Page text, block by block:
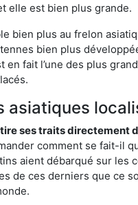
elle est bien plus grande.
bien plus au frelon
bien plus
en fait l’une des plus
asiatiques
ses traits directement
comment se fait-il
aient débarqué sur
de ces derniers que ce